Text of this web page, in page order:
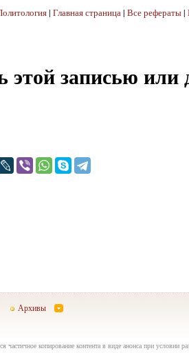
| Главная страница| Все рефераты|
этой записью или
Архивы
частичное копирование контента в виде анонса при условии